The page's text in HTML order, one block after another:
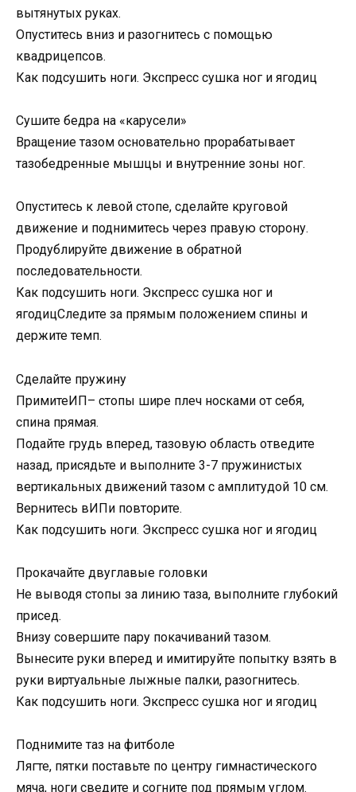
вытянутых руках.
Опуститесь вниз и разогнитесь с помощью
квадрицепсов.
Как подсушить ноги. Экспресс сушка ног и ягодиц
Сушите бедра на «карусели»
Вращение тазом основательно прорабатывает
тазобедренные мышцы и внутренние зоны ног.
Опуститесь к левой стопе, сделайте круговой
движение и поднимитесь через правую сторону.
Продублируйте движение в обратной
последовательности.
Как подсушить ноги. Экспресс сушка ног и
ягодицСледите за прямым положением спины и
держите темп.
Сделайте пружину
ПримитеИП– стопы шире плеч носками от себя,
спина прямая.
Подайте грудь вперед, тазовую область отведите
назад, присядьте и выполните 3-7 пружинистых
вертикальных движений тазом с амплитудой 10 см.
Вернитесь вИПи повторите.
Как подсушить ноги. Экспресс сушка ног и ягодиц
Прокачайте двуглавые головки
Не выводя стопы за линию таза, выполните глубокий
присед.
Внизу совершите пару покачиваний тазом.
Вынесите руки вперед и имитируйте попытку взять в
руки виртуальные лыжные палки, разогнитесь.
Как подсушить ноги. Экспресс сушка ног и ягодиц
Поднимите таз на фитболе
Лягте, пятки поставьте по центру гимнастического
мяча, ноги сведите и согните под прямым углом.